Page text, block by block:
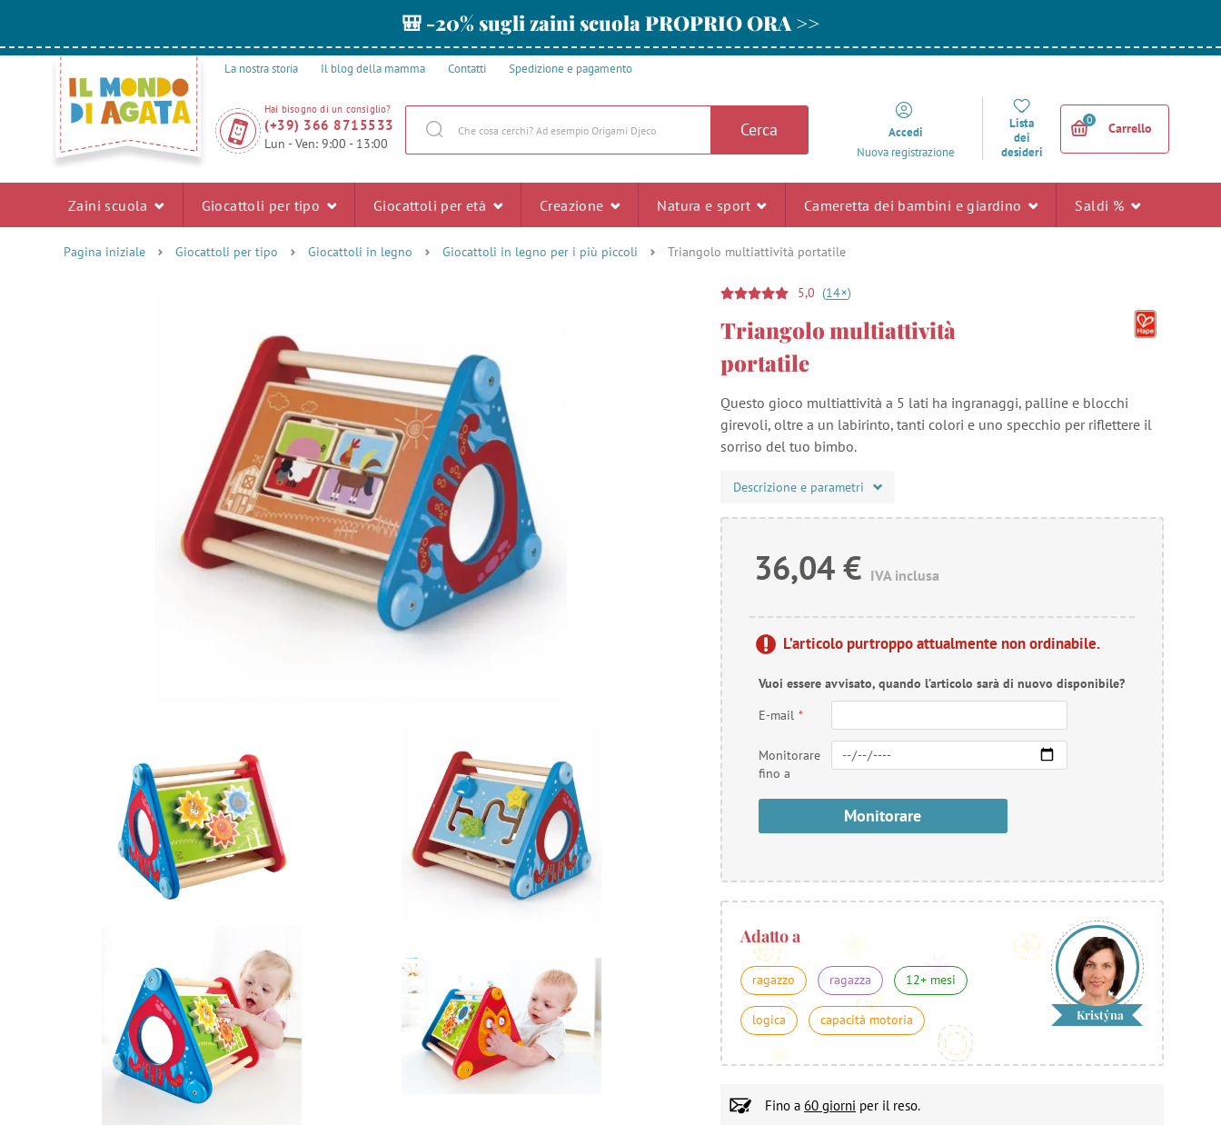
🎒 -20% sugli zaini scuola PROPRIO ORA >>
La nostra storia Il blog della mamma Contatti Spedizione e pagamento
Hai bisogno di un consiglio?
(+39) 366 8715533
Lun - Ven: 9:00 - 13:00
Cerca
Accedi
Nuova registrazione
Lista
dei
desideri
0
Carrello
Zaini scuola Giocattoli per tipo Giocattoli per età Creazione Natura e sport Cameretta dei bambini e giardino Saldi %
Pagina iniziale Giocattoli per tipo Giocattoli in legno Giocattoli in legno per i più piccoli Triangolo multiattività portatile
5,0 (14+)
Triangolo multiattività
portatile
Questo gioco multiattività a 5 lati ha ingranaggi, palline e blocchi
girevoli, oltre a un labirinto, tanti colori e uno specchio per riflettere il
sorriso del tuo bimbo.
Descrizione e parametri
36,04 € IVA inclusa
L’articolo purtroppo attualmente non ordinabile.
Vuoi essere avvisato, quando l’articolo sarà di nuovo disponibile?
E-mail *
Monitorare
fino a
Monitorare
Adatto a
ragazzo ragazza 12+ mesi
logica capacità motoria Kristýna
Fino a 60 giorni per il reso.